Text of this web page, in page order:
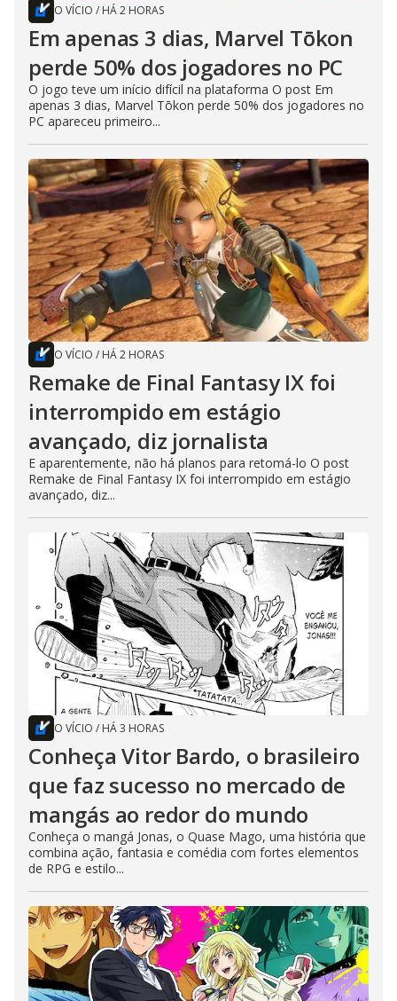
O VÍCIO / HÁ 2 HORAS
Em apenas 3 dias, Marvel Tōkon
perde 50% dos jogadores no PC
O jogo teve um início difícil na plataforma O post Em
apenas 3 dias, Marvel Tōkon perde 50% dos jogadores no
PC apareceu primeiro...
O VÍCIO / HÁ 2 HORAS
Remake de Final Fantasy IX foi
interrompido em estágio
avançado, diz jornalista
E aparentemente, não há planos para retomá-lo O post
Remake de Final Fantasy IX foi interrompido em estágio
avançado, diz...
O VÍCIO / HÁ 3 HORAS
Conheça Vitor Bardo, o brasileiro
que faz sucesso no mercado de
mangás ao redor do mundo
Conheça o mangá Jonas, o Quase Mago, uma história que
combina ação, fantasia e comédia com fortes elementos
de RPG e estilo...